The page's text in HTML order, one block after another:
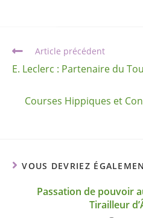
Article précédent
E. Leclerc : Partenaire du
Courses Hippiques et
VOUS DEVRIEZ
Passation de pouvoir
Tirailleur